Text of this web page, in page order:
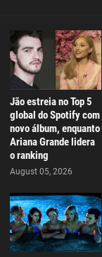
Jão estreia no Top 5
global do Spotify com
novo álbum, enquanto
Ariana Grande lidera
o ranking
August 05, 2026